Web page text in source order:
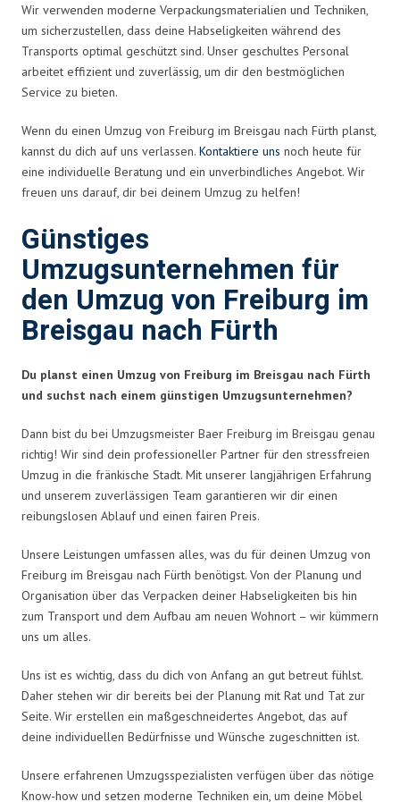
Wir verwenden moderne Verpackungsmaterialien und Techniken,
um sicherzustellen, dass deine Habseligkeiten während des
Transports optimal geschützt sind. Unser geschultes Personal
arbeitet effizient und zuverlässig, um dir den bestmöglichen
Service zu bieten.
Wenn du einen Umzug von Freiburg im Breisgau nach Fürth planst,
kannst du dich auf uns verlassen. Kontaktiere uns noch heute für
eine individuelle Beratung und ein unverbindliches Angebot. Wir
freuen uns darauf, dir bei deinem Umzug zu helfen!
Günstiges
Umzugsunternehmen für
den Umzug von Freiburg im
Breisgau nach Fürth
Du planst einen Umzug von Freiburg im Breisgau nach Fürth
und suchst nach einem günstigen Umzugsunternehmen?
Dann bist du bei Umzugsmeister Baer Freiburg im Breisgau genau
richtig! Wir sind dein professioneller Partner für den stressfreien
Umzug in die fränkische Stadt. Mit unserer langjährigen Erfahrung
und unserem zuverlässigen Team garantieren wir dir einen
reibungslosen Ablauf und einen fairen Preis.
Unsere Leistungen umfassen alles, was du für deinen Umzug von
Freiburg im Breisgau nach Fürth benötigst. Von der Planung und
Organisation über das Verpacken deiner Habseligkeiten bis hin
zum Transport und dem Aufbau am neuen Wohnort – wir kümmern
uns um alles.
Uns ist es wichtig, dass du dich von Anfang an gut betreut fühlst.
Daher stehen wir dir bereits bei der Planung mit Rat und Tat zur
Seite. Wir erstellen ein maßgeschneidertes Angebot, das auf
deine individuellen Bedürfnisse und Wünsche zugeschnitten ist.
Unsere erfahrenen Umzugsspezialisten verfügen über das nötige
Know-how und setzen moderne Techniken ein, um deine Möbel